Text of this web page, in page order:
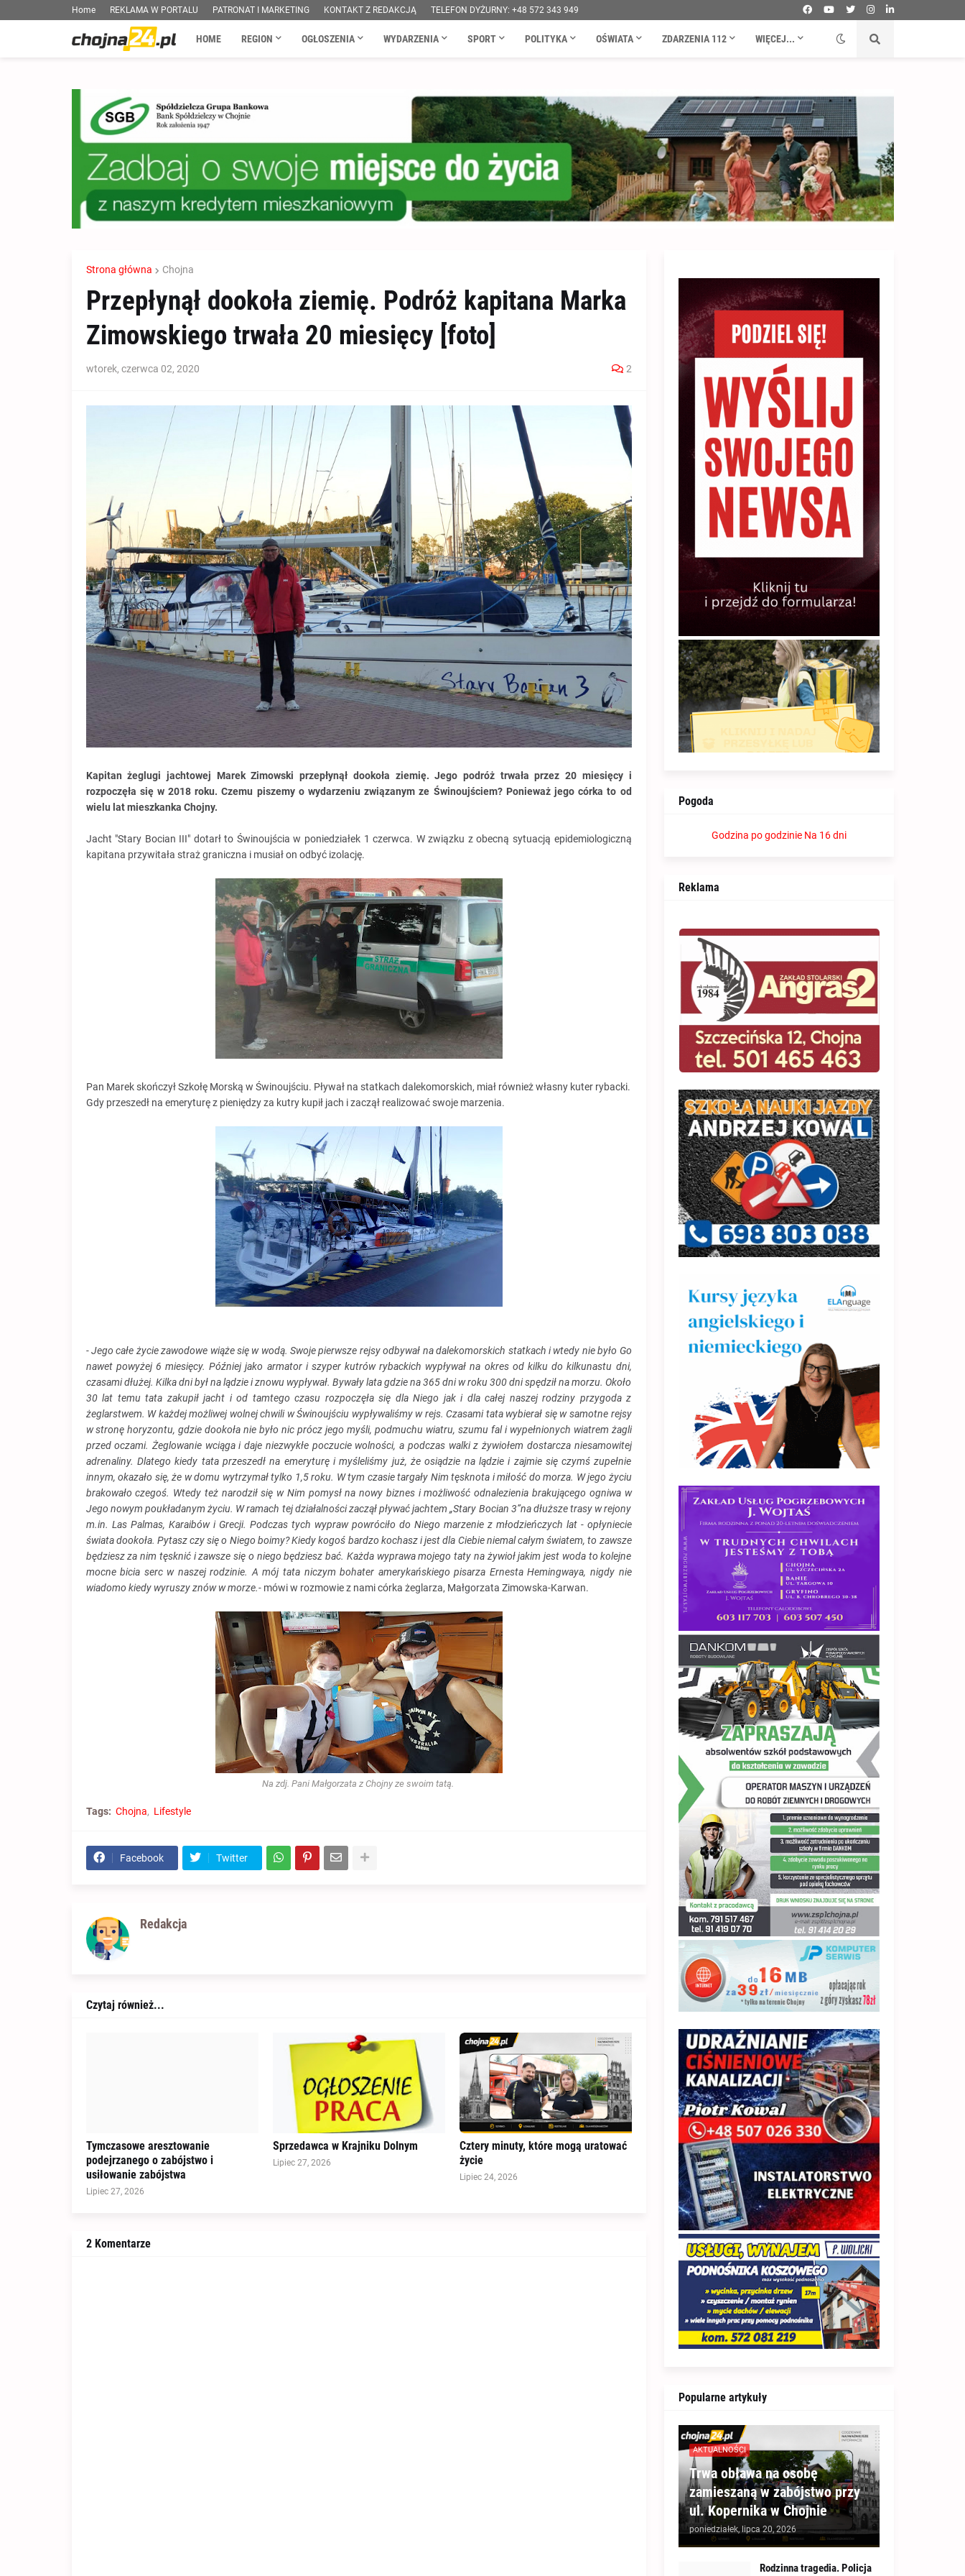
Home REKLAMA W PORTALU PATRONAT I MARKETING KONTAKT Z REDAKCJĄ TELEFON DYŻURNY: +48 572 343 949
HOME REGION OGŁOSZENIA WYDARZENIA SPORT POLITYKA OŚWIATA ZDARZENIA 112 WIĘCEJ...
Strona główna Chojna
Przepłynął dookoła ziemię. Podróż kapitana Marka
Zimowskiego trwała 20 miesięcy [foto]
wtorek, czerwca 02, 2020 2
Kapitan żeglugi jachtowej Marek Zimowski przepłynął dookoła ziemię. Jego podróż trwała przez 20 miesięcy i
rozpoczęła się w 2018 roku. Czemu piszemy o wydarzeniu związanym ze Świnoujściem? Ponieważ jego córka to od
wielu lat mieszkanka Chojny.
Jacht "Stary Bocian III" dotarł to Świnoujścia w poniedziałek 1 czerwca. W związku z obecną sytuacją epidemiologiczną
kapitana przywitała straż graniczna i musiał on odbyć izolację.
Pan Marek skończył Szkołę Morską w Świnoujściu. Pływał na statkach dalekomorskich, miał również własny kuter rybacki.
Gdy przeszedł na emeryturę z pieniędzy za kutry kupił jach i zaczął realizować swoje marzenia.
- Jego całe życie zawodowe wiąże się w wodą. Swoje pierwsze rejsy odbywał na dalekomorskich statkach i wtedy nie było Go
nawet powyżej 6 miesięcy. Później jako armator i szyper kutrów rybackich wypływał na okres od kilku do kilkunastu dni,
czasami dłużej. Kilka dni był na lądzie i znowu wypływał. Bywały lata gdzie na 365 dni w roku 300 dni spędził na morzu. Około
30 lat temu tata zakupił jacht i od tamtego czasu rozpoczęła się dla Niego jak i dla całej naszej rodziny przygoda z
żeglarstwem. W każdej możliwej wolnej chwili w Świnoujściu wypływaliśmy w rejs. Czasami tata wybierał się w samotne rejsy
w stronę horyzontu, gdzie dookoła nie było nic prócz jego myśli, podmuchu wiatru, szumu fal i wypełnionych wiatrem żagli
przed oczami. Żeglowanie wciąga i daje niezwykłe poczucie wolności, a podczas walki z żywiołem dostarcza niesamowitej
adrenaliny. Dlatego kiedy tata przeszedł na emeryturę i myśleliśmy już, że osiądzie na lądzie i zajmie się czymś zupełnie
innym, okazało się, że w domu wytrzymał tylko 1,5 roku. W tym czasie targały Nim tęsknota i miłość do morza. W jego życiu
brakowało czegoś. Wtedy też narodził się w Nim pomysł na nowy biznes i możliwość odnalezienia brakującego ogniwa w
Jego nowym poukładanym życiu. W ramach tej działalności zaczął pływać jachtem „Stary Bocian 3”na dłuższe trasy w rejony
m.in. Las Palmas, Karaibów i Grecji. Podczas tych wypraw powróciło do Niego marzenie z młodzieńczych lat - opłyniecie
świata dookoła. Pytasz czy się o Niego boimy? Kiedy kogoś bardzo kochasz i jest dla Ciebie niemal całym światem, to zawsze
będziesz za nim tęsknić i zawsze się o niego będziesz bać. Każda wyprawa mojego taty na żywioł jakim jest woda to kolejne
mocne bicia serc w naszej rodzinie. A mój tata niczym bohater amerykańskiego pisarza Ernesta Hemingwaya, nigdy nie
wiadomo kiedy wyruszy znów w morze.- mówi w rozmowie z nami córka żeglarza, Małgorzata Zimowska-Karwan.
Na zdj. Pani Małgorzata z Chojny ze swoim tatą.
Tags: Chojna Lifestyle
Facebook Twitter
Redakcja
Czytaj również...
Tymczasowe aresztowanie
podejrzanego o zabójstwo i
usiłowanie zabójstwa
Lipiec 27, 2026
Sprzedawca w Krajniku Dolnym
Lipiec 27, 2026
Cztery minuty, które mogą uratować
życie
Lipiec 24, 2026
2 Komentarze
Pogoda
Godzina po godzinie Na 16 dni
Reklama
Popularne artykuły
AKTUALNOŚCI
Trwa obława na osobę
zamieszaną w zabójstwo przy
ul. Kopernika w Chojnie
poniedziałek, lipca 20, 2026
Rodzinna tragedia. Policja